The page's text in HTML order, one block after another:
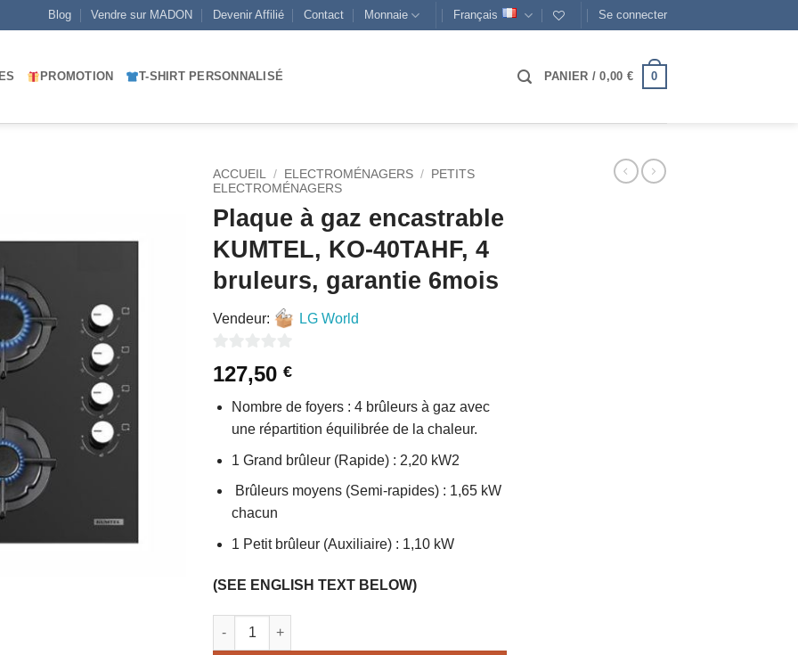
Blog Vendre sur MADON Devenir Affilié Contact Monnaie Français Se connecter
PROMOTION T-SHIRT PERSONNALISÉ PANIER /0,00 € 0
À MES
ACCUEIL / ELECTROMÉNAGERS /
PETITS
ELECTROMÉNAGERS
Plaque à gaz encastrable
KUMTEL, KO-40TAHF, 4
bruleurs, garantie 6mois
Vendeur: LG World
sur
5
127,50 €
Nombre de foyers : 4 brûleurs à gaz avec
une répartition équilibrée de la chaleur.
1 Grand brûleur (Rapide) : 2,20 kW2
Brûleurs moyens (Semi-rapides) : 1,65 kW
chacun
1 Petit brûleur (Auxiliaire) : 1,10 kW
(SEE ENGLISH TEXT BELOW)
quantité de Plaque à gaz encastrable KUMTEL, KO-40TAHF, 4 bruleurs, garantie 6mois